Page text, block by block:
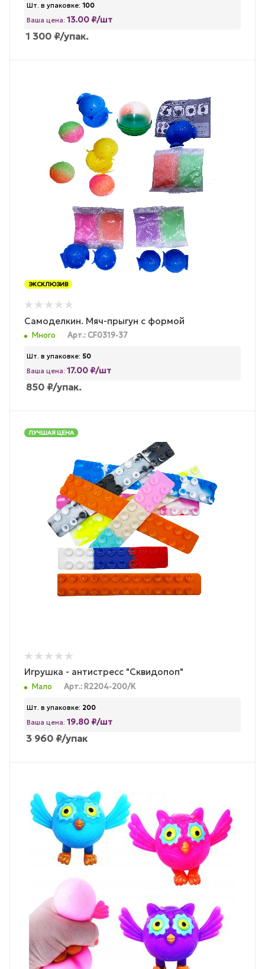
Шт. в упаковке: 100
Ваша цена: 13.00 ₽/шт
1 300 ₽/упак.
ЭКСКЛЮЗИВ
Самоделкин. Мяч-прыгун с формой
Много Арт.: CF0319-37
Шт. в упаковке: 50
Ваша цена: 17.00 ₽/шт
850 ₽/упак.
ЛУЧШАЯ ЦЕНА
Игрушка - антистресс "Сквидопоп"
Мало Арт.: R2204-200/K
Шт. в упаковке: 200
Ваша цена: 19.80 ₽/шт
3 960 ₽/упак